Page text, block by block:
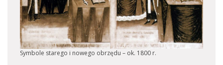
Symbole starego i nowego obrzędu – ok. 1800 r.